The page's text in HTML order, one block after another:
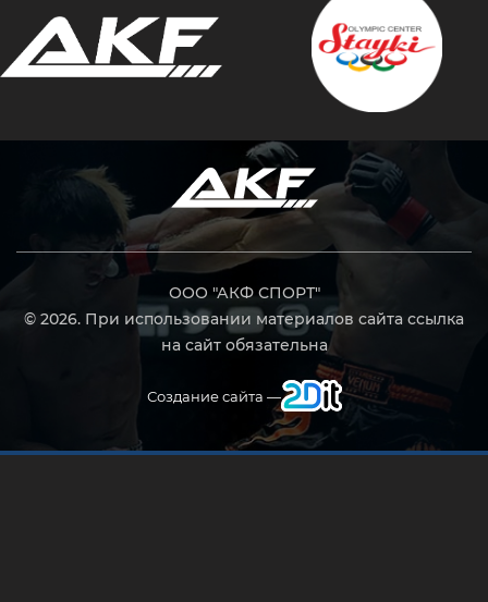
ООО "АКФ СПОРТ"
© 2026. При использовании материалов сайта ссылка
на сайт обязательна
Создание сайта —